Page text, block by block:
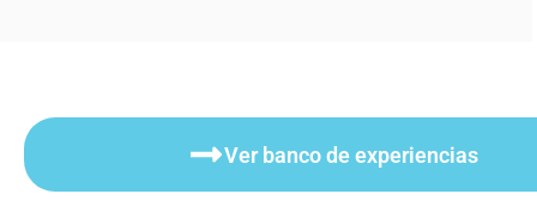
Ver banco de experiencias